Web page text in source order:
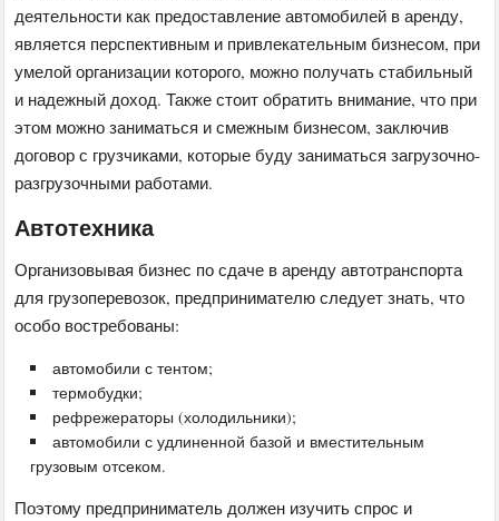
деятельности как предоставление автомобилей в аренду,
является перспективным и привлекательным бизнесом, при
умелой организации которого, можно получать стабильный
и надежный доход. Также стоит обратить внимание, что при
этом можно заниматься и смежным бизнесом, заключив
договор с грузчиками, которые буду заниматься загрузочно-
разгрузочными работами.
Автотехника
Организовывая бизнес по сдаче в аренду автотранспорта
для грузоперевозок, предпринимателю следует знать, что
особо востребованы:
автомобили с тентом;
термобудки;
рефрежераторы (холодильники);
автомобили с удлиненной базой и вместительным
грузовым отсеком.
Поэтому предприниматель должен изучить спрос и